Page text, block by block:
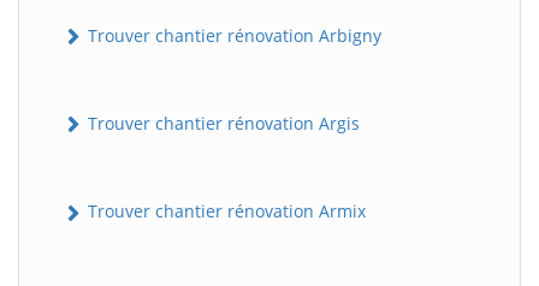
Trouver chantier rénovation Arbigny
Trouver chantier rénovation Argis
Trouver chantier rénovation Armix